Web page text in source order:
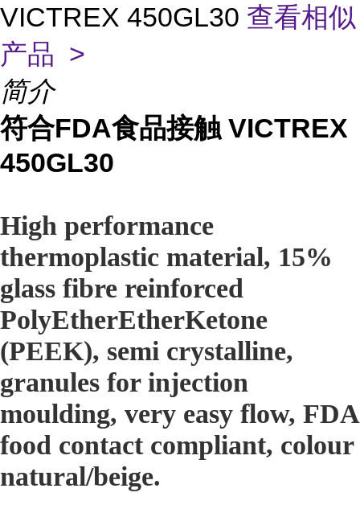
VICTREX 450GL30 查看相似
产品 >
简介
符合FDA食品接触 VICTREX
450GL30
High performance
thermoplastic material, 15%
glass fibre reinforced
PolyEtherEtherKetone
(PEEK), semi crystalline,
granules for injection
moulding, very easy flow, FDA
food contact compliant, colour
natural/beige.